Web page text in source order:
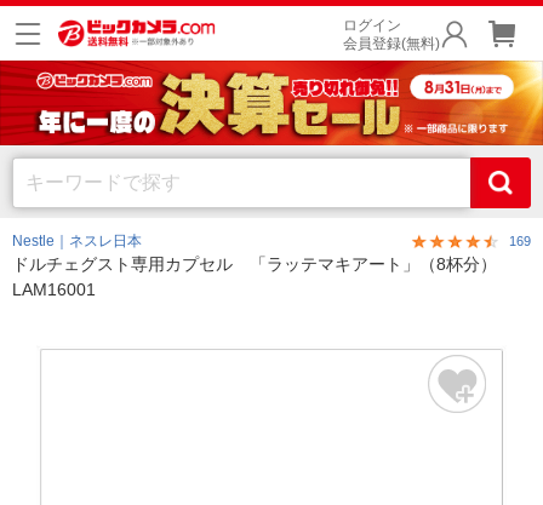
ログイン
会員登録(無料)
Nestle｜ネスレ日本 169
ドルチェグスト専用カプセル 「ラッテマキアート」（8杯分）
LAM16001